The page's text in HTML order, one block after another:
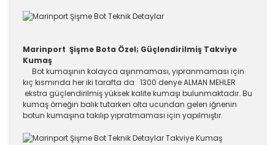
Marinport Şişme Bota Özel; Güçlendirilmiş Takviye
Kumaş
Bot kumaşının kolayca aşınmaması, yıpranmaması için
kıç kısmında her iki tarafta da 1300 denye ALMAN MEHLER
ekstra güçlendirilmiş yüksek kalite kumaşı bulunmaktadır. Bu
kumaş örneğin balık tutarken olta ucundan gelen iğnenin
botun kumaşına takılıp yıpratmaması için yapılmıştır.